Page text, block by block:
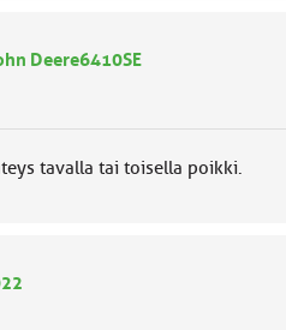
Deere6410SE
tavalla tai toisella poikki.